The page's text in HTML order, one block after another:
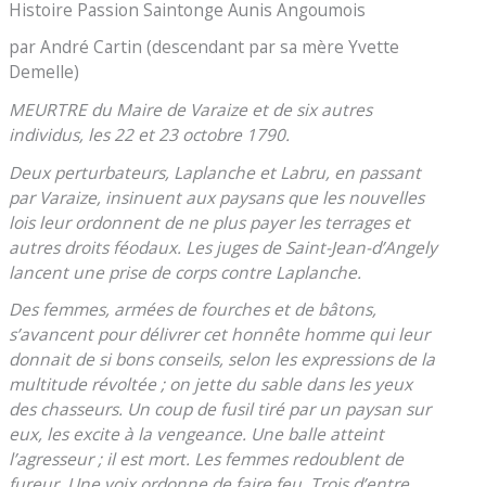
Histoire Passion Saintonge Aunis Angoumois
par André Cartin (descendant par sa mère Yvette
Demelle)
MEURTRE du Maire de Varaize et de six autres
individus, les 22 et23 octobre 1790.
Deux perturbateurs, Laplanche et Labru, en passant
par Varaize, insinuent aux paysans que les nouvelles
lois leur ordonnent de ne plus payer les terrages et
autres droits féodaux. Les juges de Saint-Jean-d’Angely
lancent une prise de corps contre Laplanche.
Des femmes, armées de fourches et de bâtons,
s’avancent pour délivrer cet honnête homme qui leur
donnait de si bons conseils, selon les expressions de la
multitude révoltée ; on jette du sable dans les yeux
des chasseurs. Un coup de fusil tiré par un paysan sur
eux, les excite à la vengeance. Une balle atteint
l’agresseur ; il est mort. Les femmes redoublent de